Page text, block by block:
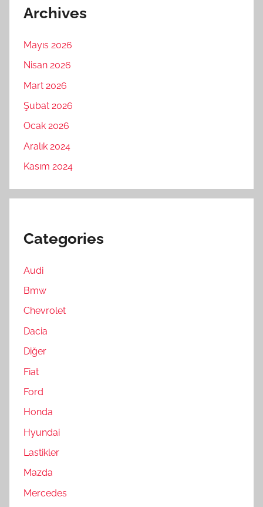
Archives
Mayıs 2026
Nisan 2026
Mart 2026
Şubat 2026
Ocak 2026
Aralık 2024
Kasım 2024
Categories
Audi
Bmw
Chevrolet
Dacia
Diğer
Fiat
Ford
Honda
Hyundai
Lastikler
Mazda
Mercedes